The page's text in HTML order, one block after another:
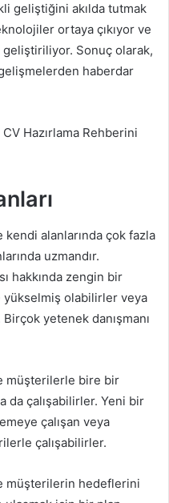
geliştiğini akılda tutmak
ortaya çıkıyor ve
Sonuç olarak,
haberdar
Hazırlama Rehberini
kendi alanlarında çok fazla
uzmandır.
hakkında zengin bir
olabilirler veya
yetenek danışmanı
müşterilerle bire bir
da çalışabilirler. Yeni bir
çalışan veya
çalışabilirler.
müşterilerin hedeflerini